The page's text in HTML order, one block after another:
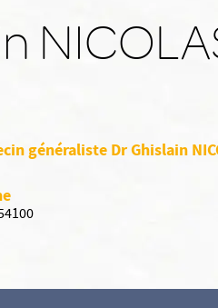
généraliste Dr Ghislain